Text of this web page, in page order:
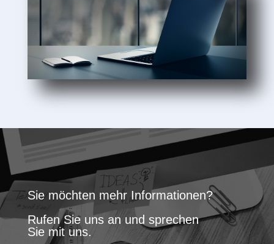
Sie möchten mehr Informationen?
Rufen Sie uns an und sprechen
Sie mit uns.